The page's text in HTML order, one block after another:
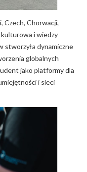
Czech, Chorwacji,
kulturowa i wiedzy
stworzyła dynamiczne
globalnych
jako platformy dla
i sieci